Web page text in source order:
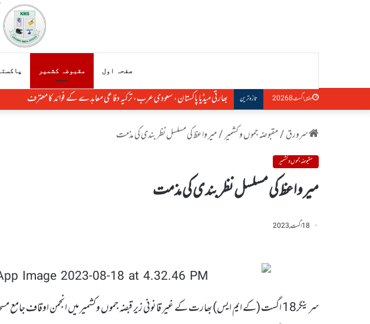
صفحہ اول مقبوضہ کشمیر
ہفتہ, اگست 8 2026 تازہ ترین مودی حکومت کی خفیہ سودے بازی: میتی، ناگا اور کوکی زو کی رضامندی کے بغیر منی پور
سرورق/مقبوضہ جموں و کشمیر/میر واعظ کی مسلسل نظر بندی کی مذمت
مقبوضہ جموں و کشمیر
میر واعظ کی مسلسل نظر بندی کی مذمت
18 اگست, 2023
سرینگر18 اگست (کے ایم ایس) بھارت کے غیر قانونی زیر قبضہ جموں وکشمیر میں انجمن اوقاف